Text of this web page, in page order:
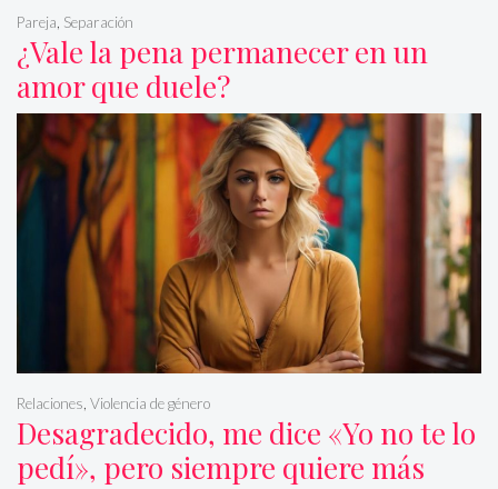
¿Vale la pena permanecer en un
amor que duele?
Pareja, Separación
Desagradecido, me dice «Yo no te lo
pedí», pero siempre quiere más
Relaciones, Violencia de género